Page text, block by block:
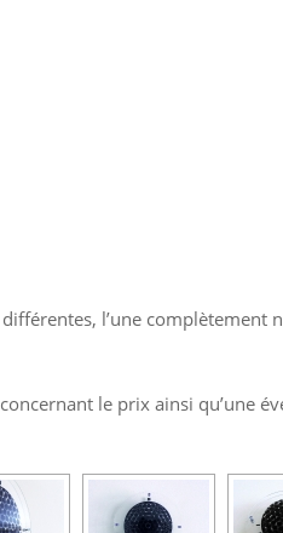
l’une complètement
le prix ainsi qu’une